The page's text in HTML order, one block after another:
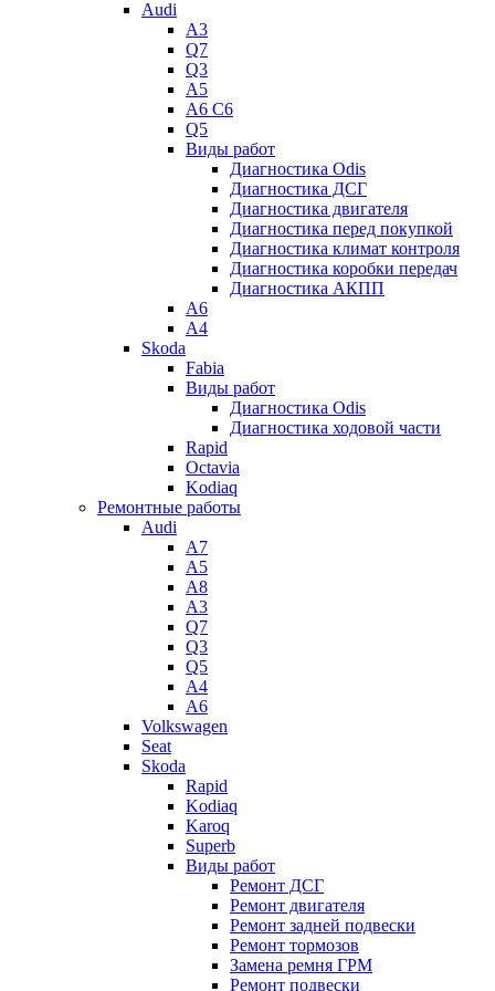
Audi
A3
Q7
Q3
A5
A6 C6
Q5
Виды работ
Диагностика Odis
Диагностика ДСГ
Диагностика двигателя
Диагностика перед покупкой
Диагностика климат контроля
Диагностика коробки передач
Диагностика АКПП
A6
A4
Skoda
Fabia
Виды работ
Диагностика Odis
Диагностика ходовой части
Rapid
Octavia
Kodiaq
Ремонтные работы
Audi
A7
A5
A8
A3
Q7
Q3
Q5
A4
A6
Volkswagen
Seat
Skoda
Rapid
Kodiaq
Karoq
Superb
Виды работ
Ремонт ДСГ
Ремонт двигателя
Ремонт задней подвески
Ремонт тормозов
Замена ремня ГРМ
Ремонт подвески